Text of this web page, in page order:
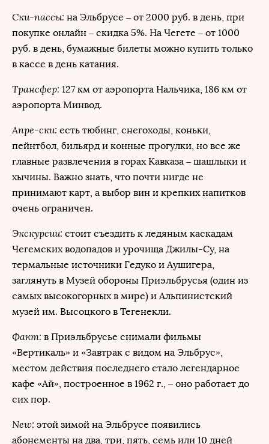
Ски-пассы: на Эльбрусе – от 2000 руб. в день, при
покупке онлайн – скидка 5%. На Чегете – от 1000
руб. в день, бумажные билеты можно купить только
в кассе в день катания.
Трансфер: 127 км от аэропорта Нальчика, 186 км от
аэропорта Минвод.
Апре-ски: есть тюбинг, снегоходы, коньки,
пейнтбол, бильярд и конные прогулки, но все же
главные развлечения в горах Кавказа – шашлыки и
хычины. Важно знать, что почти нигде не
принимают карт, а выбор вин и крепких напитков
очень ограничен.
Экскурсии: стоит съездить к ледяным каскадам
Чегемских водопадов и урочища Джилы-Су, на
термальные источники Гедуко и Аушигера,
заглянуть в Музей обороны Приэльбрусья (один из
самых высокогорных в мире) и Альпинистский
музей им. Высоцкого в Тегенекли.
Факт: в Приэльбрусье снимали фильмы
«Вертикаль» и «Завтрак с видом на Эльбрус»,
местом действия последнего стало легендарное
кафе «Ай», построенное в 1962 г., – оно работает до
сих пор.
New: этой зимой на Эльбрусе появились
абонементы на два, три, пять, семь или 10 дней